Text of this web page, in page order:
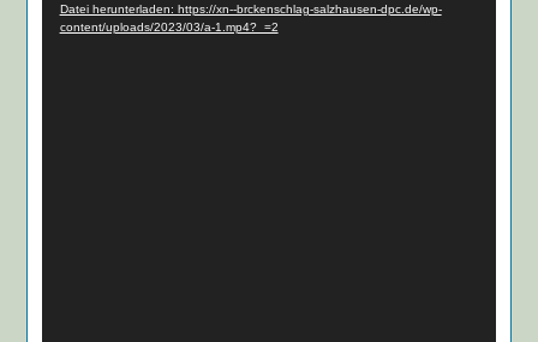
Datei herunterladen: https://xn--brckenschlag-salzhausen-dpc.de/wp-
content/uploads/2023/03/a-1.mp4?_=2